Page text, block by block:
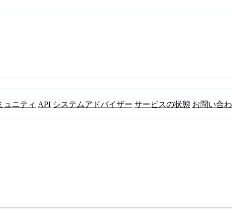
ュニティ API システムアドバイザー サービスの状態 お問い合